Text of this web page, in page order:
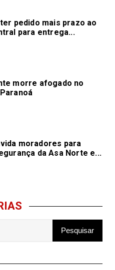
ter pedido mais prazo ao
para entrega...
morre afogado no
moradores para
da Asa Norte e...